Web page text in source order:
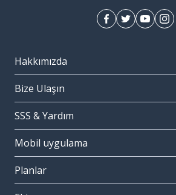
Hakkımızda
Bize Ulaşın
SSS & Yardım
Mobil uygulama
Planlar